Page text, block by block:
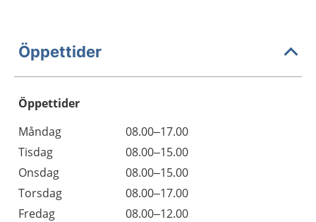
Öppettider
Öppettider
Dag
Öppettider
Kommentarer
Måndag
08.00–17.00
Tisdag
08.00–15.00
Onsdag
08.00–15.00
Torsdag
08.00–17.00
Fredag
08.00–12.00